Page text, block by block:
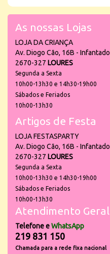
As nossas Lojas
LOJA DA CRIANÇA
Av. Diogo Cão, 16B - Infantado
2670-327 LOURES
Segunda a Sexta
10h00-13h30 e 14h30-19h00
Sábados e Feriados
10h00-13h30
Artigos de Festa
LOJA FESTASPARTY
Av. Diogo Cão, 16B - Infantado
2670-327 LOURES
Segunda a Sexta
10h00-13h30 e 14h30-19h00
Sábados e Feriados
10h00-13h30
Atendimento Geral
Telefone eWhatsApp
219 831 150
Chamada para a rede fixa nacional